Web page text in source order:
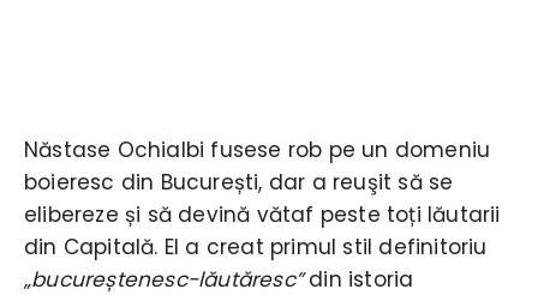
Năstase Ochialbi fusese rob pe un domeniu
boieresc din București, dar a reuşit să se
elibereze și să devină vătaf peste toți lăutarii
din Capitală. El a creat primul stil definitoriu
„bucureștenesc-lăutăresc”din istoria